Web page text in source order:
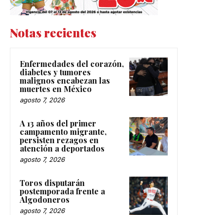
Notas recientes
Enfermedades del corazón,
diabetes y tumores
malignos encabezan las
muertes en México
agosto 7, 2026
A 13 años del primer
campamento migrante,
persisten rezagos en
atención a deportados
agosto 7, 2026
Toros disputarán
postemporada frente a
Algodoneros
agosto 7, 2026